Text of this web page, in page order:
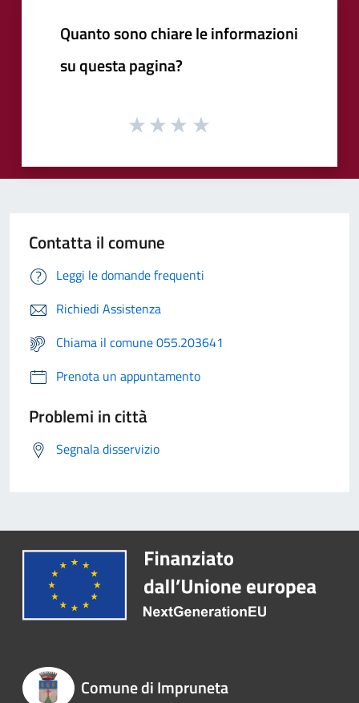
Quanto sono chiare le informazioni
su questa pagina?
Contatta il comune
Leggi le domande frequenti
Richiedi Assistenza
Chiama il comune 055.203641
Prenota un appuntamento
Problemi in città
Segnala disservizio
Comune di Impruneta